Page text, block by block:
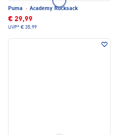
Puma · Academy Rucksack
€ 29,99
UVP* € 35,99